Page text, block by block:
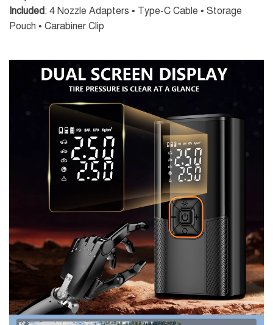
Included: 4 Nozzle Adapters • Type-C Cable • Storage
Pouch • Carabiner Clip